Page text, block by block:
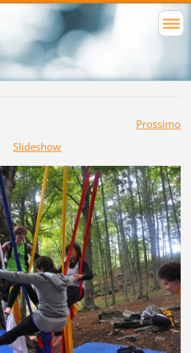
Prossimo
Slideshow